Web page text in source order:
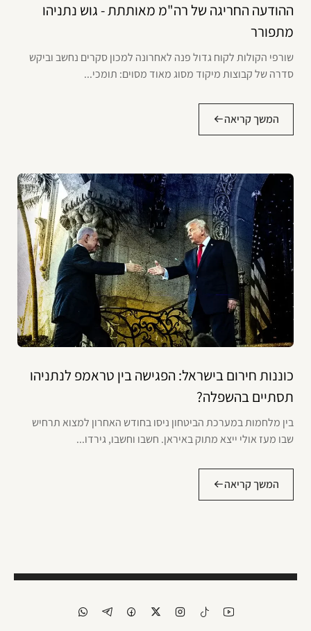
ההודעה החריגה של רה"מ מאותתת - גוש נתניהו
מתפורר
שורפי הקולות לקוח גדול פנה לאחרונה למכון סקרים נחשב וביקש
סדרה של קבוצות מיקוד מסוג מאוד מסוים: תומכי...
המשך קריאה
כוננות חירום בישראל: הפגישה בין טראמפ לנתניהו
תסתיים בהשפלה?
בין מלחמות במערכת הביטחון ניסו בחודש האחרון למצוא תרחיש
שבו מעז אולי ייצא מתוק באיראן. חשבו וחשבו, גירדו...
המשך קריאה